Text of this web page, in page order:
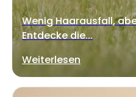
Wenig Haarausfall,
Entdecke die...
Weiterlesen